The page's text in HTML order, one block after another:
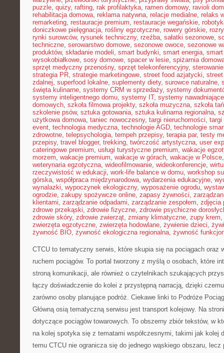
puzzle, quizy, rafting, rak profilaktyka, ramen domowy, ravioli
rehabilitacja domowa, reklama natywna, relacje medialne, relaks
remarketing, restauracje premium, restauracje wegańskie,
doniczkowe pielęgnacja, rośliny egzotyczne, rowery górskie,
rynki surowców, rysunek techniczny, rzeźba, sałatki sezonowe,
techniczne, serowarstwo domowe, sezonowe owoce, sezonowe
produktów, składanie modeli, smart budynki, smart energia,
wysokobiałkowe, sosy domowe, spacer w lesie, spiżarnia
sprzęt medyczny przenośny, sprzęt telekonferencyjny,
strategia PR, strategie marketingowe, street food azjatycki, street
zdalnej, superfood lokalne, suplementy diety, surowce naturalne,
święta kulinarne, systemy CRM w sprzedaży, systemy
systemy inteligentnego domu, systemy IT, systemy nawadniające
domowych, szkoła filmowa projekty, szkoła muzyczna, szkoła
szkolenie psów, sztuka gotowania, sztuka kulinarna regionalna,
użytkowa domowa, taniec nowoczesny, targi nieruchomości, targi
event, technologia medyczna, technologie AGD, technologie
zdrowotne, telepsychologia, tempeh przepisy, terapia par, testy
przepisy, travel blogger, trekking, twórczość artystyczna, user
cateringowe premium, usługi turystyczne premium, wakacje
morzem, wakacje premium, wakacje w górach, wakacje w Polsce
weterynaria egzotyczna, wideofilmowanie, wideokonferencje,
rzeczywistość w edukacji, work-life balance w domu, workshop
górska, współpraca międzynarodowa, wydarzenia edukacyjne,
wynalazki, wypoczynek ekologiczny, wyposażenie ogrodu,
ogrodzie, zakupy spożywcze online, zapasy żywności,
klientami, zarządzanie odpadami, zarządzanie zespołem, zdjęcia
zdrowe przekąski, zdrowie fizyczne, zdrowie psychiczne
zdrowie skóry, zdrowie zwierząt, zmiany klimatyczne, zupy krem,
zwierzęta egzotyczne, zwierzęta hodowlane, żywienie dzieci,
żywność BIO, żywność ekologiczna regionalna, żywność
CTCU to tematyczny serwis, które skupia się na pociągach oraz
ruchem pociągów. To portal tworzony z myślą o osobach, które
stroną komunikacji, ale również o czytelnikach szukających
łączy doświadczenie do kolei z przystępną narracją, dzięki
zarówno osoby planujące podróż. Ciekawe linki to Podróże
Główną osią tematyczną serwisu jest transport kolejowy. Na
dotyczące pociągów towarowych. To obszerny zbiór tekstów, w
na kolej spotyka się z tematami współczesnymi, takimi jak kolej
temu CTCU nie ogranicza się do jednego wąskiego obszaru,